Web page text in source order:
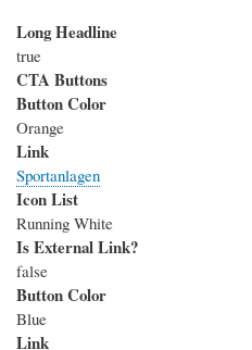
Long Headline
true
CTA Buttons
Button Color
Orange
Link
Sportanlagen
Icon List
Running White
Is External Link?
false
Button Color
Blue
Link